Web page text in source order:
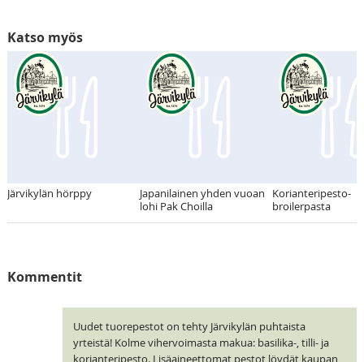
Katso myös
Järvikylän hörppy
Japanilainen yhden vuoan
lohi Pak Choilla
Korianteripesto-
broilerpasta
Kommentit
Uudet tuorepestot on tehty Järvikylän puhtaista
yrteistä! Kolme vihervoimasta makua: basilika-, tilli- ja
korianteripesto. Lisäaineettomat pestot löydät kaupan